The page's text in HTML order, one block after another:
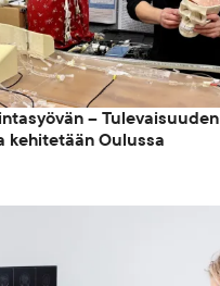
– Tulevaisuuden
kehitetään Oulussa